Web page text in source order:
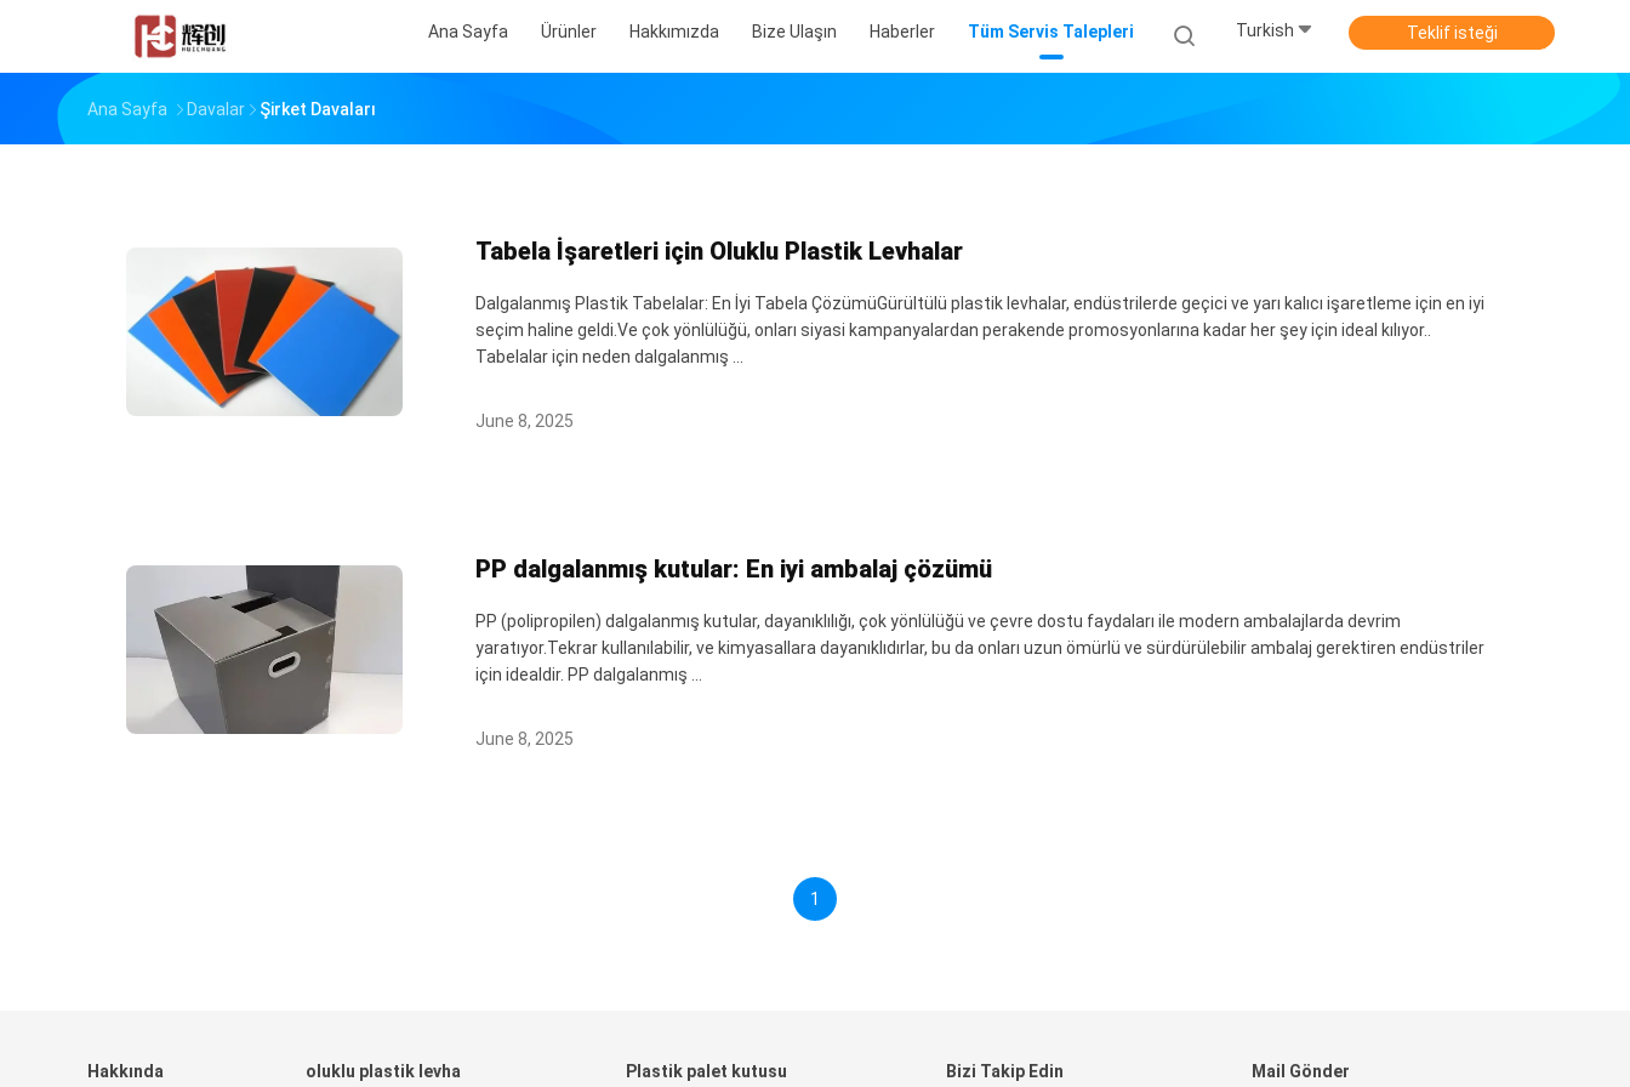
Ana Sayfa Ürünler Hakkımızda Bize Ulaşın Haberler Tüm Servis Talepleri Turkish Teklif isteği
Ana Sayfa Davalar Şirket Davaları
Tabela İşaretleri için Oluklu Plastik Levhalar
Dalgalanmış Plastik Tabelalar: En İyi Tabela ÇözümüGürültülü plastik levhalar, endüstrilerde geçici ve yarı kalıcı işaretleme için en iyi
seçim haline geldi.Ve çok yönlülüğü, onları siyasi kampanyalardan perakende promosyonlarına kadar her şey için ideal kılıyor..
Tabelalar için neden dalgalanmış ...
June 8, 2025
PP dalgalanmış kutular: En iyi ambalaj çözümü
PP (polipropilen) dalgalanmış kutular, dayanıklılığı, çok yönlülüğü ve çevre dostu faydaları ile modern ambalajlarda devrim
yaratıyor.Tekrar kullanılabilir, ve kimyasallara dayanıklıdırlar, bu da onları uzun ömürlü ve sürdürülebilir ambalaj gerektiren endüstriler
için idealdir. PP dalgalanmış ...
June 8, 2025
1
Hakkında oluklu plastik levha Plastik palet kutusu Bizi Takip Edin Mail Gönder